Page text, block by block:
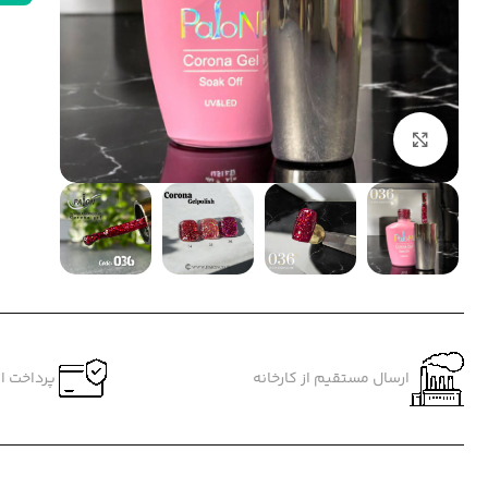
بزرگنمایی تصویر
ارسال مستقیم از کارخانه پرداخت